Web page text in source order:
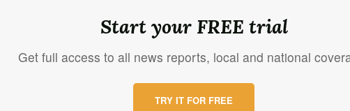
Start your FREE trial
Get full access to all news reports, local and national
TRY IT FOR FREE